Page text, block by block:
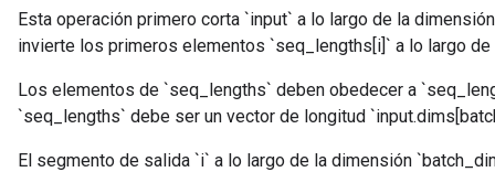
Esta operación primero corta `input` a lo largo de la
invierte los primeros elementos `seq_lengths[i]` a lo largo
Los elementos de `seq_lengths` deben obedecer a
`seq_lengths` debe ser un vector de longitud
El segmento de salida `i` a lo largo de la dimensión